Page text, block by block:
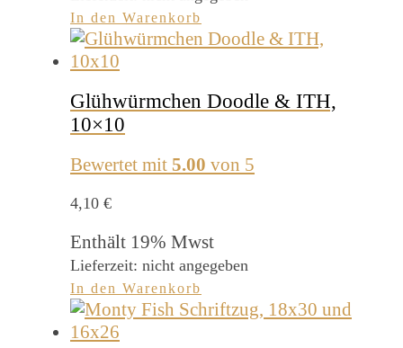
In den Warenkorb
Glühwürmchen Doodle & ITH,
10×10
Bewertet mit 5.00 von 5
4,10 €
Enthält 19% Mwst
Lieferzeit: nicht angegeben
In den Warenkorb